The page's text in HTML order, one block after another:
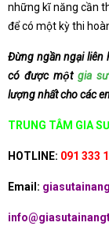
những kĩ năng cần
để có một kỳ thi
Đừng ngần ngại liên
có được mộtgia
lượng nhất cho các
TRUNG TÂM GIA
HOTLINE: 091 333
Email: